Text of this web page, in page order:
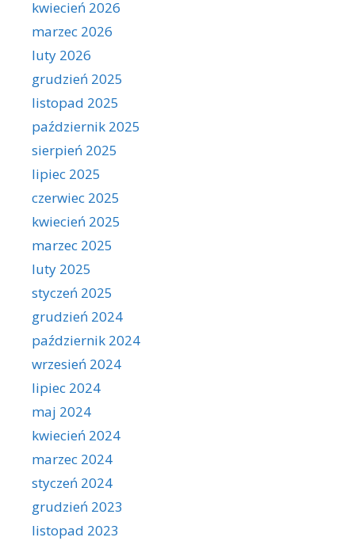
kwiecień 2026
marzec 2026
luty 2026
grudzień 2025
listopad 2025
październik 2025
sierpień 2025
lipiec 2025
czerwiec 2025
kwiecień 2025
marzec 2025
luty 2025
styczeń 2025
grudzień 2024
październik 2024
wrzesień 2024
lipiec 2024
maj 2024
kwiecień 2024
marzec 2024
styczeń 2024
grudzień 2023
listopad 2023